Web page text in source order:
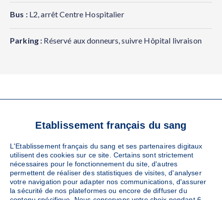
Bus : L2, arrêt Centre Hospitalier
Parking : Réservé aux donneurs, suivre Hôpital livraison
LOCAUX
CHALON ACCUEIL DONNEURS
Référent EFS
Etablissement français du sang
L'Etablissement français du sang et ses partenaires digitaux
utilisent des cookies sur ce site. Certains sont strictement
nécessaires pour le fonctionnement du site, d'autres
permettent de réaliser des statistiques de visites, d'analyser
votre navigation pour adapter nos communications, d'assurer
la sécurité de nos plateformes ou encore de diffuser du